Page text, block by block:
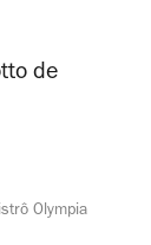
de
Olympia